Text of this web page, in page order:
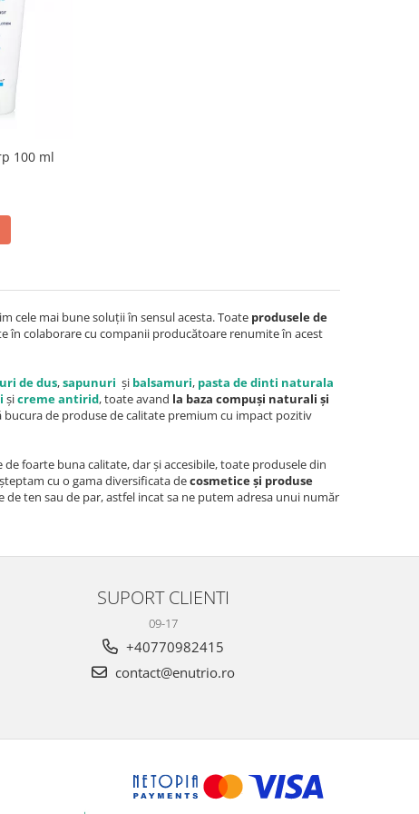
100 ml
cele mai bune soluții în sensul acesta. Toate produsele de
în colaborare cu companii producătoare renumite în acest
de dus,sapunuri și balsamuri, pasta de dinti naturala
șicreme antirid, toate avand la baza compuși naturali și
bucura de produse de calitate premium cu impact pozitiv
foarte buna calitate, dar și accesibile, toate produsele din
cu o gama diversificata decosmetice și produse
ten sau de par, astfel incat sa ne putem adresa unui număr
SUPORT CLIENTI
09-17
+40770982415
contact@enutrio.ro